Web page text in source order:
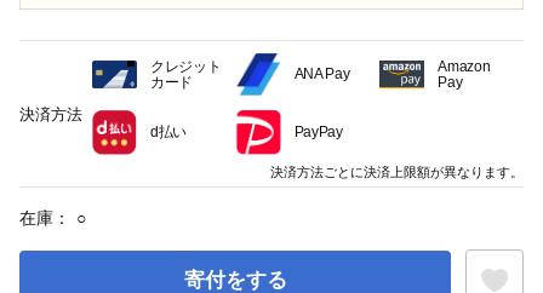
在庫： ○
寄付をする
決済方法
クレジット
カード
ANA Pay
Amazon
Pay
d払い PayPay
決済方法ごとに決済上限額が異なります。